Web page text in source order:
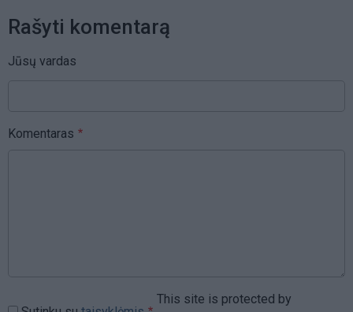
Rašyti komentarą
Jūsų vardas
Komentaras
This site is protected by